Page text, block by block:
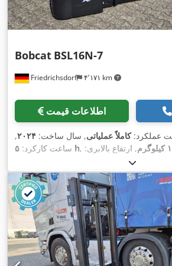
Friedrichsdorf ۴٬۱۷۱ km
Bobcat BSL16N-7
اطلاعات قیمت
عملکرد:کاملاً عملیاتی, سال ساخت: ۲۰۲۴,
ساعت کارکرد: ۵ h , ارتفاع بالابری:
۱٬۴۲۰ میلی‌متر
, ارتفاع سازه:۲٬۰۰۸ میلی‌متر
, طول شاخک‌ها:
, وزن خالی: ۱٬۳۴۰ کیلوگرم , طول کل:۱٬۹۶۴
میلی‌متر
Elektro
میلی‌متر,